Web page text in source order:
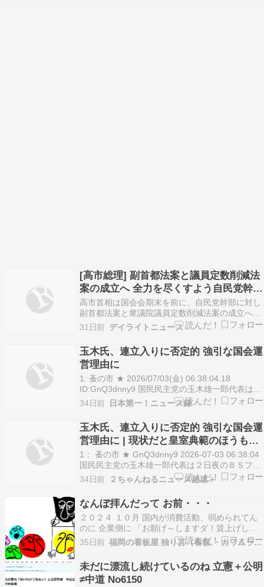
[高市総理] 副首都法案と議員定数削減法
案の成立へ 全力を尽くすよう自民党幹部
に指示！
高市首相は国会会期末を前に、自民党幹部に対し
副首都法案と衆議院議員定数削減法案の成立へ全
力を尽くすよう指示しました。 両法案は日本維新
の会との連立合意に盛り込まれた重要政策です
が、野党が審議入りに反対しており、今国会で成
立するかが注目されています。 要点まとめ 高市
首相が副首都法…
31日前 デイライトニュース
玉木氏、連立入りに否定的 強引な国会運
営理由に
1: 蚤の市 ★ 2026/07/03(金) 06:38:04.18
ID:GnQ3dnny9 国民民主党の玉木雄一郎代表は２
日夜のＢＳフジの番組で、自民党と日本維新の会
の連立政権に参加する可能性を問われ、与党の強
引な […]
34日前 日本第一！ニュース録
玉木氏、連立入りに否定的 強引な国会運
営理由に | 現状だと皇室典範のほうも参
院で審議できず国会終了
1： 蚤の市 ★ GnQ3dnny9 2026-07-03 06:38:04
国民民主党の玉木雄一郎代表は２日夜のＢＳフジ
の番組で、自民党と日本維新の会の連立政権に参
加する可能性を問われ、与党の強引な国会運営を
理由に否定的な考えを示した。 玉木氏は衆院議員
定数削減法案と「副首都」…
34日前 ２ちゃんねるニュース超速＋
なんぼ拝んだって お前・・・
２０２４ １０月 国内が消費活動、弱められてん
のに 企業側に 「お願げ～しますダ！賃上げして
下さい」って拝みまくる連立政権・・・ やっぱカ
ルト宗教なのだろう。上がったとしても 何十
円。 その矛盾した 上っ面のポーズは 絶対に叶う
事はないのだ。 マッチポンプ宜しく 火を点け 本
気で…
35日前 福岡の看板屋 独り言（看板.・カワムラ）TEL0…
未だに漂流し続けているのね 立憲＋公明
≠中道 No6150